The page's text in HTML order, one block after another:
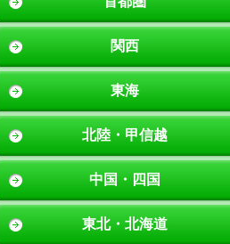
関西
東海
北陸・甲信越
中国・四国
東北・北海道